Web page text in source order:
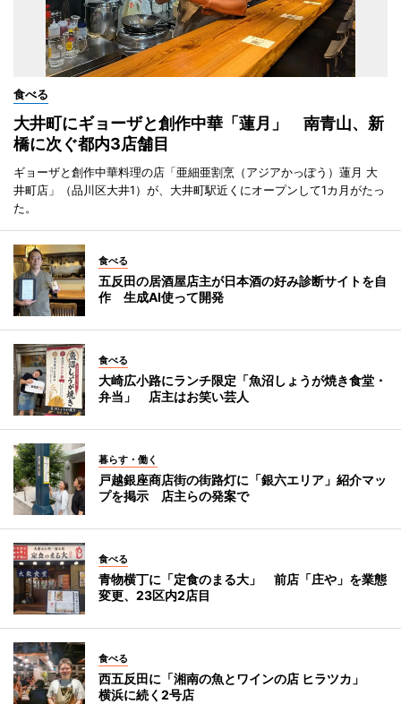
食べる
大井町にギョーザと創作中華「蓮月」 南青山、新
橋に次ぐ都内3店舗目
ギョーザと創作中華料理の店「亜細亜割烹（アジアかっぽう）蓮月 大
井町店」（品川区大井1）が、大井町駅近くにオープンして1カ月がたっ
た。
食べる
五反田の居酒屋店主が日本酒の好み診断サイトを自
作 生成AI使って開発
食べる
大崎広小路にランチ限定「魚沼しょうが焼き食堂・
弁当」 店主はお笑い芸人
暮らす・働く
戸越銀座商店街の街路灯に「銀六エリア」紹介マッ
プを掲示 店主らの発案で
食べる
青物横丁に「定食のまる大」 前店「庄や」を業態
変更、23区内2店目
食べる
西五反田に「湘南の魚とワインの店 ヒラツカ」
横浜に続く2号店